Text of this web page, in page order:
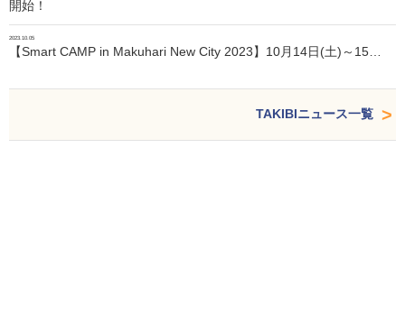
開始！
2023.10.05
【Smart CAMP in Makuhari New City 2023】10月14日(土)～15…
TAKIBIニュース一覧